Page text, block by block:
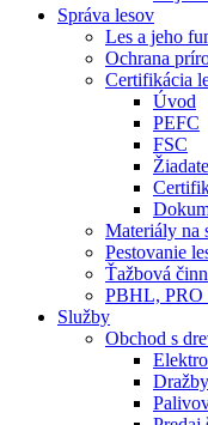
Správa lesov
Les a jeho
Ochrana
Certifikácia
Úvod
PEFC
FSC
Materiály na
Pestovanie
Ťažbová
PBHL, PRO
Služby
Obchod s